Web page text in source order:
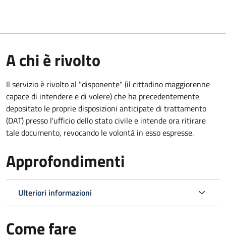
A chi è rivolto
Il servizio è rivolto al "disponente" (il cittadino maggiorenne
capace di intendere e di volere) che ha precedentemente
depositato le proprie disposizioni anticipate di trattamento
(DAT) presso l'ufficio dello stato civile e intende ora ritirare
tale documento, revocando le volontà in esso espresse.
Approfondimenti
Ulteriori informazioni
Come fare